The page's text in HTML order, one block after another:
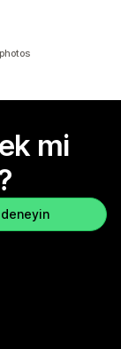
mi